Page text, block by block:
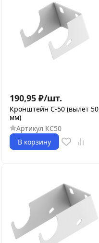
190,95 ₽/шт.
Кронштейн С-50 (вылет 50
мм)
Артикул КС50
В корзину